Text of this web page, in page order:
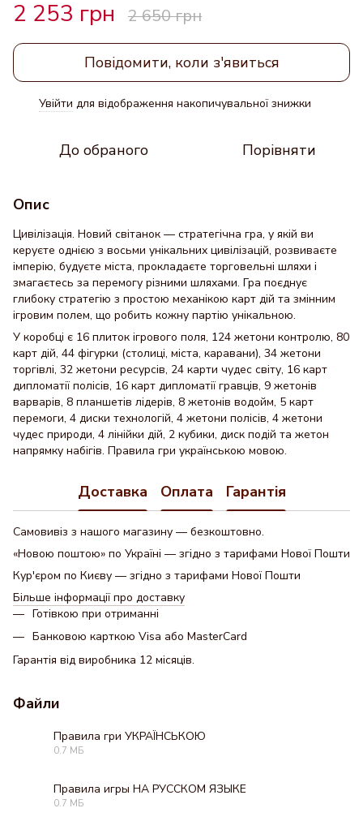
2 253 грн 2 650 грн
Повідомити, коли з'явиться
Увійти для відображення накопичувальної знижки
До обраного Порівняти
Опис
Цивілізація. Новий світанок — стратегічна гра, у якій ви
керуєте однією з восьми унікальних цивілізацій, розвиваєте
імперію, будуєте міста, прокладаєте торговельні шляхи і
змагаєтесь за перемогу різними шляхами. Гра поєднує
глибоку стратегію з простою механікою карт дій та змінним
ігровим полем, що робить кожну партію унікальною.
У коробці є 16 плиток ігрового поля, 124 жетони контролю, 80
карт дій, 44 фігурки (столиці, міста, каравани), 34 жетони
торгівлі, 32 жетони ресурсів, 24 карти чудес світу, 16 карт
дипломатії полісів, 16 карт дипломатії гравців, 9 жетонів
варварів, 8 планшетів лідерів, 8 жетонів водойм, 5 карт
перемоги, 4 диски технологій, 4 жетони полісів, 4 жетони
чудес природи, 4 лінійки дій, 2 кубики, диск подій та жетон
напрямку набігів. Правила гри українською мовою.
Доставка Оплата Гарантія
Самовивіз з нашого магазину — безкоштовно.
«Новою поштою» по Україні — згідно з тарифами Нової Пошти
Кур'єром по Києву — згідно з тарифами Нової Пошти
Більше інформації про доставку
Готівкою при отриманні
Банковою карткою Visa або MasterCard
Гарантія від виробника 12 місяців.
Файли
Правила гри УКРАЇНСЬКОЮ
0.7 МБ
Правила игры НА РУССКОМ ЯЗЫКЕ
0.7 МБ